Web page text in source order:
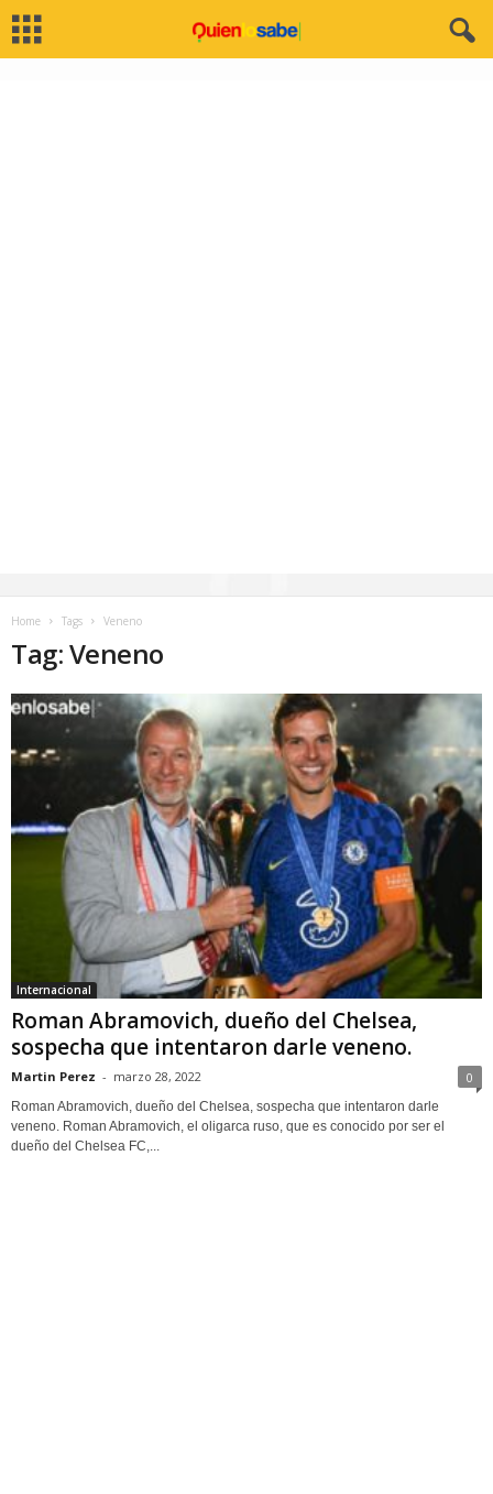
Home Tags Veneno
Tag: Veneno
Internacional
Roman Abramovich, dueño del Chelsea,
sospecha que intentaron darle veneno.
Martin Perez - marzo 28, 2022 0
Roman Abramovich, dueño del Chelsea, sospecha que intentaron darle
veneno. Roman Abramovich, el oligarca ruso, que es conocido por ser el
dueño del Chelsea FC,...